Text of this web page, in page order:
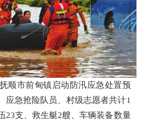
市前甸镇启动防汛应急处置预
应急抢险队员、村级志愿者共计1
23支、救生艇2艘、车辆装备数量